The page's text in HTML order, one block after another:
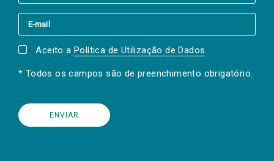
Aceito a Política de Utilização de Dados.
* Todos os campos são de preenchimento obrigatório.